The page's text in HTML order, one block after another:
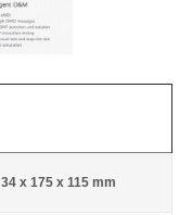
34 x 175 x 115 mm